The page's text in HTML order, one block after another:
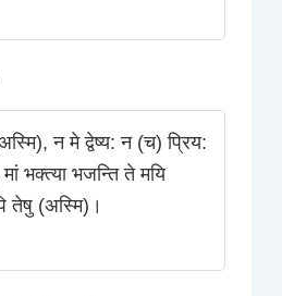
न मे द्वेष्य: न (च) प्रिय:
भक्त्या भजन्ति ते मयि
तेषु (अस्मि)।